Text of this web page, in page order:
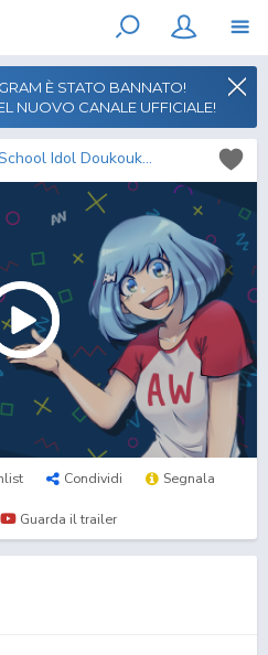
È STATO BANNATO!
NUOVO CANALE UFFICIALE!
Love Live! Nijigasaki Gakuen School Idol Doukoukai: Kanketsu-hen Part 2
Condividi Segnala
Guarda il trailer